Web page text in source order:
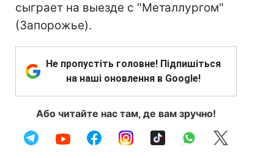
сыграет на выезде с "Металлургом"
(Запорожье).
Не пропустіть головне! Підпишіться
на наші оновлення в Google!
Або читайте нас там, де вам зручно!